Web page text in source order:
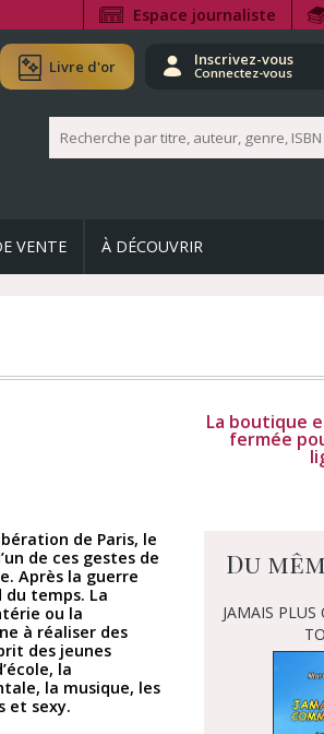
Espace journaliste
Livre d'or Inscrivez-vous
Connectez-vous
VENTE À DÉCOUVRIR
de Paris, le
de ces gestes de
Après la guerre
temps. La
ou la
à réaliser des
des jeunes
la
la musique, les
et sexy.
La boutique
fermée
Du
JAMAIS